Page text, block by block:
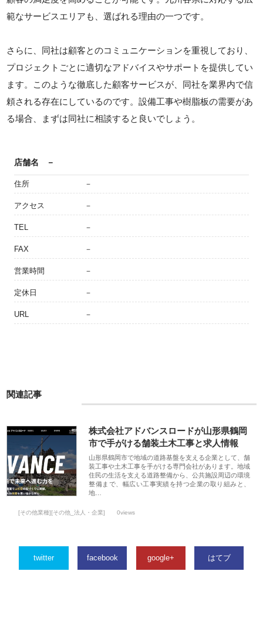
範なサービスエリアも、選ばれる理由の一つです。
さらに、同社は顧客とのコミュニケーションを重視しており、
プロジェクトごとに適切なアドバイスやサポートを提供してい
ます。このような徹底した顧客サービスが、同社を業界内で信
頼される存在にしているのです。設備工事や樹脂板の需要があ
る場合、まずは同社に相談すると良いでしょう。
店舗名 －
住所 －
アクセス －
TEL －
FAX －
営業時間 －
定休日 －
URL －
関連記事
株式会社アドバンスロードが山形県鶴岡
市で手がける舗装土木工事と求人情報
山形県鶴岡市で地域の道路基盤を支える企業として、舗
装工事や土木工事を手がける専門会社があります。地域
住民の生活を支える道路整備から、公共施設周辺の環境
整備まで、幅広い工事実績を持つ企業の取り組みと、
地…
[その他業種][その他_法人・企業] 0views
twitter facebook google+ はてブ